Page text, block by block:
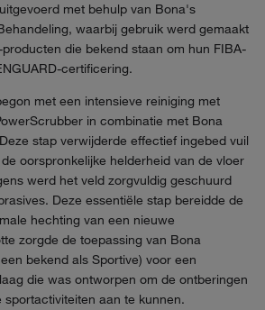
met behulp van Bona's
waarbij gebruik werd gemaakt
die bekend staan om hun FIBA-
certificering.
met een intensieve reiniging met
in combinatie met Bona
stap verwijderde effectief ingebed vuil
oorspronkelijke helderheid van de vloer
werd het veld zorgvuldig geschuurd
Deze essentiële stap bereidde de
hechting van een nieuwe
zorgde de toepassing van Bona
bekend als Sportive) voor een
die was ontworpen om de ontberingen
aan te kunnen.